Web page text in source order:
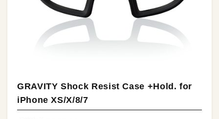
GRAVITY Shock Resist Case +Hold. for
iPhone XS/X/8/7